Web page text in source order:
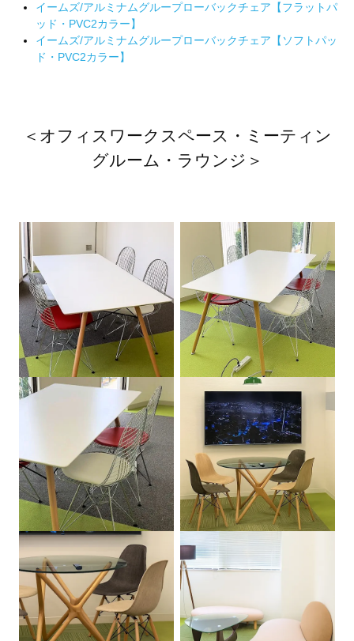
イームズ/アルミナムグループローバックチェア【フラットパ
ッド・PVC2カラー】
イームズ/アルミナムグループローバックチェア【ソフトパッ
ド・PVC2カラー】
＜オフィスワークスペース・ミーティン
グルーム・ラウンジ＞